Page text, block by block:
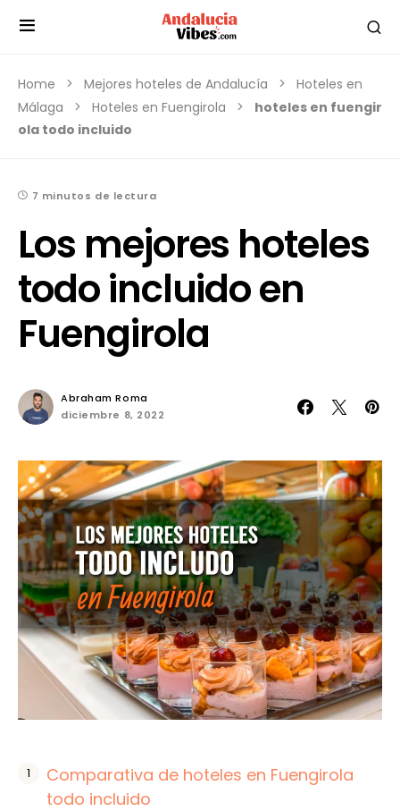
Home Mejores hoteles de Andalucía
Hoteles en
Málaga
Hoteles en Fuengirola
hoteles en fuengir
ola todo incluido
7 minutos de lectura
Los mejores hoteles
todo incluido en
Fuengirola
Abraham Roma
diciembre 8, 2022
Comparativa de hoteles en Fuengirola
todo incluido